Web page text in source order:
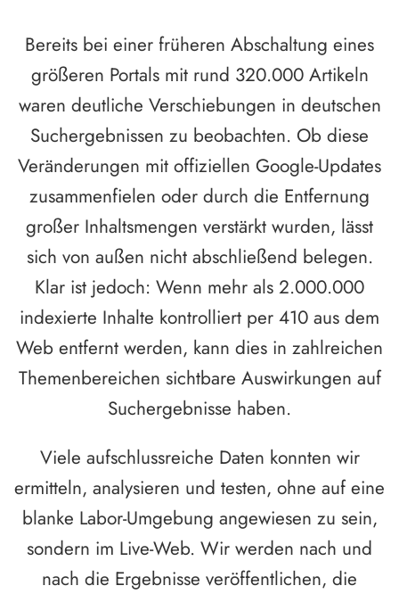
Bereits bei einer früheren Abschaltung eines
größeren Portals mit rund 320.000 Artikeln
waren deutliche Verschiebungen in deutschen
Suchergebnissen zu beobachten. Ob diese
Veränderungen mit offiziellen Google-Updates
zusammenfielen oder durch die Entfernung
großer Inhaltsmengen verstärkt wurden, lässt
sich von außen nicht abschließend belegen.
Klar ist jedoch: Wenn mehr als 2.000.000
indexierte Inhalte kontrolliert per 410 aus dem
Web entfernt werden, kann dies in zahlreichen
Themenbereichen sichtbare Auswirkungen auf
Suchergebnisse haben.
Viele aufschlussreiche Daten konnten wir
ermitteln, analysieren und testen, ohne auf eine
blanke Labor-Umgebung angewiesen zu sein,
sondern im Live-Web. Wir werden nach und
nach die Ergebnisse veröffentlichen, die